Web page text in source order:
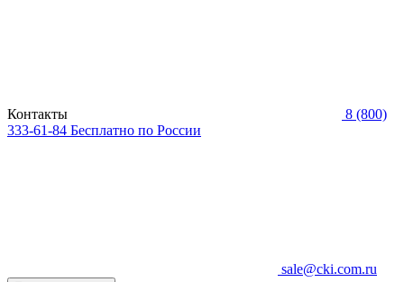
Контакты
8 (800)
333-61-84 Бесплатно по России
sale@cki.com.ru